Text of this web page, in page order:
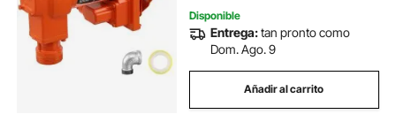
Disponible
Entrega:tan pronto como
Dom. Ago. 9
Añadir al carrito